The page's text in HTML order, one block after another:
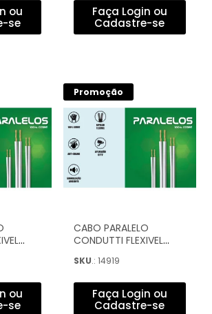
ou
se
7899658700089
Faça Login ou
Cadastre-se
2X20
ou
se
Promoção
CABO PARALELO
CONDUTTI FLEXIVEL
RELEVO BRANCO 2X20
7899658700140
SKU.: 14919
Faça Login ou
Cadastre-se